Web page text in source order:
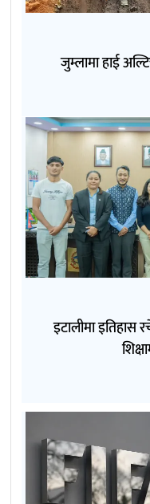
जुम्लामा हाई
इटालीमा इतिहास